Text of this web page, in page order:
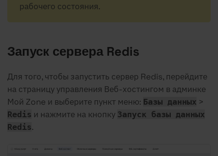
рабочего состояния.
Запуск сервера Redis
Для того, чтобы запустить сервер Redis, перейдите
на страницу управления Веб-хостингом в админке
Мой Zone и выберите пункт меню: Базы данных >
Redis и нажмите на кнопку Запуск базы данных
Redis.